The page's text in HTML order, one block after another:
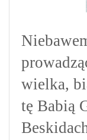
wielka,
tę Babią